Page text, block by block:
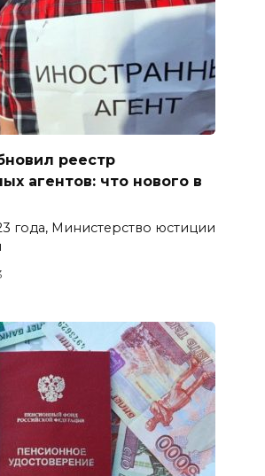
реестр
агентов: что нового в
года, Министерство юстиции